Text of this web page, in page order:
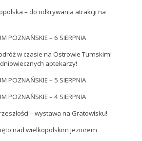
– do odkrywania atrakcji na
POZNAŃSKIE – 6 SIERPNIA
w czasie na Ostrowie Tumskim!
aptekarzy!
POZNAŃSKIE – 5 SIERPNIA
POZNAŃSKIE – 4 SIERPNIA
– wystawa na Gratowisku!
nad wielkopolskim jeziorem